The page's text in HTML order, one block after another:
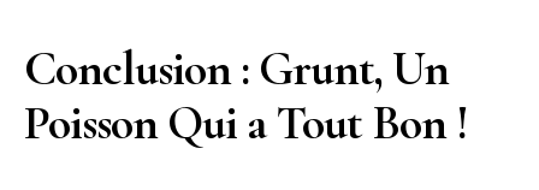
Conclusion : Grunt, Un
Poisson Qui a Tout Bon !